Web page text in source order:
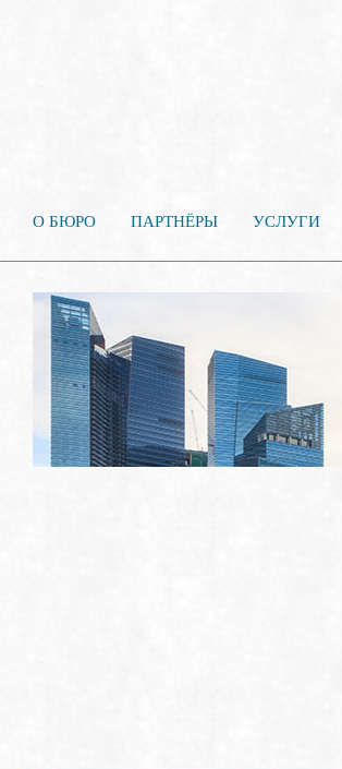
О БЮРО ПАРТНЁРЫ УСЛУГИ